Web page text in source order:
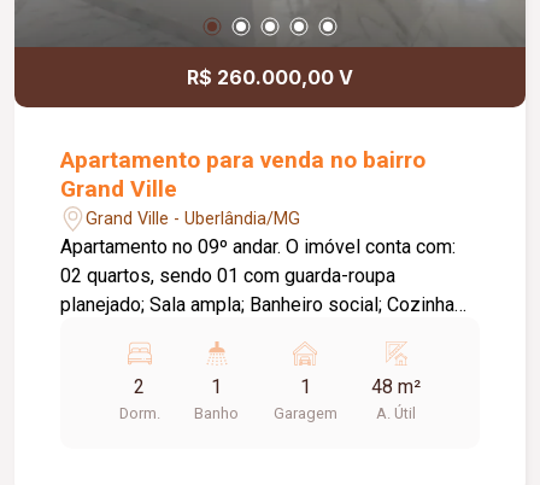
R$ 260.000,00 V
Apartamento para venda no bairro
Grand Ville
Grand Ville - Uberlândia/MG
Apartamento no 09º andar. O imóvel conta com:
02 quartos, sendo 01 com guarda-roupa
planejado; Sala ampla; Banheiro social; Cozinha
vaga de garagem; O condomínio conta com:
Elevador social e de serviço; Portaria 24 horas
com monitoramento; Piscina adulto e infantil;
2
Dorm.
1
Banho
1
Garagem
48 m²
A. Útil